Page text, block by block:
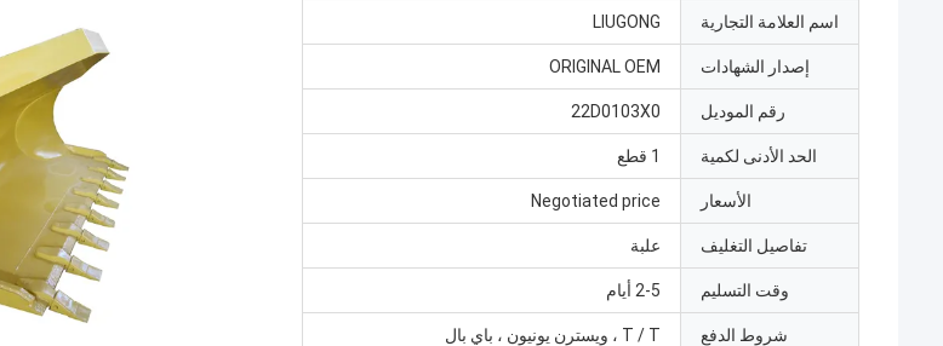
اسم العلامة التجارية LIUGONG
إصدار الشهادات ORIGINAL OEM
رقم الموديل 22D0103X0
الحد الأدنى لكمية 1 قطع
الأسعار Negotiated price
تفاصيل التغليف علبة
وقت التسليم 2-5 أيام
شروط الدفع T / T ، ويسترن يونيون ، باي بال